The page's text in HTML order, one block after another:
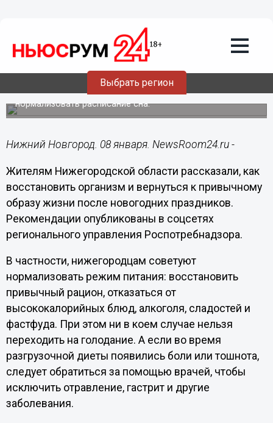
Выбрать регион
Нижегородцам рассказали, как
восстановить режим после
праздников
Следует вернуться к привычному рациону и
нормализовать расписание сна.
Нижний Новгород. 08 января. NewsRoom24.ru -
Жителям Нижегородской области рассказали, как
восстановить организм и вернуться к привычному
образу жизни после новогодних праздников.
Рекомендации опубликованы в соцсетях
регионального управления Роспотребнадзора.
В частности, нижегородцам советуют
нормализовать режим питания: восстановить
привычный рацион, отказаться от
высококалорийных блюд, алкоголя, сладостей и
фастфуда. При этом ни в коем случае нельзя
переходить на голодание. А если во время
разгрузочной диеты появились боли или тошнота,
следует обратиться за помощью врачей, чтобы
исключить отравление, гастрит и другие
заболевания.